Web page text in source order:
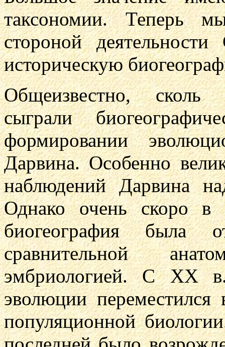
таксономии. Теперь
стороной
историческую
Общеизвестно,
сыграли
формировании
Дарвина. Особенно
наблюдений Дарвина
Однако очень скоро в
биогеография была
сравнительной
эмбриологией. С XX
эволюции переместился
популяционной